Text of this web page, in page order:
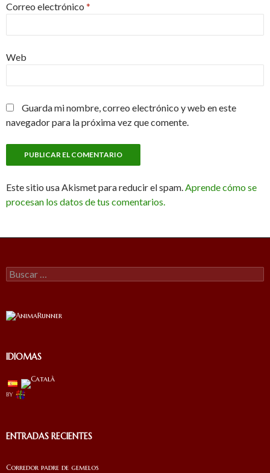
Correo electrónico *
Web
Guarda mi nombre, correo electrónico y web en este
navegador para la próxima vez que comente.
Este sitio usa Akismet para reducir el spam.Aprende cómo se
procesan los datos de tus comentarios.
Buscar:
IDIOMAS
by
ENTRADAS RECIENTES
Corredor padre de gemelos